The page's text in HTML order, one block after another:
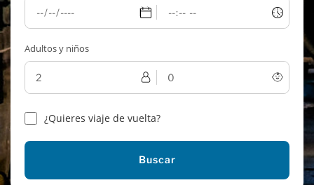
Adultos y niños
¿Quieres viaje de vuelta?
Buscar